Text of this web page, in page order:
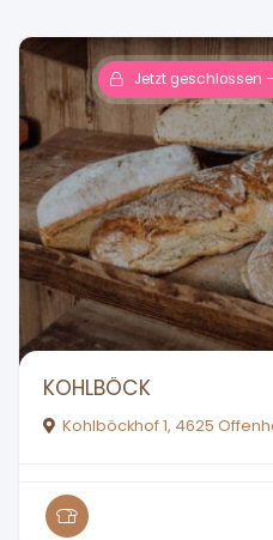
Jetzt geschlossen
KOHLBÖCK
Kohlböckhof 1, 4625